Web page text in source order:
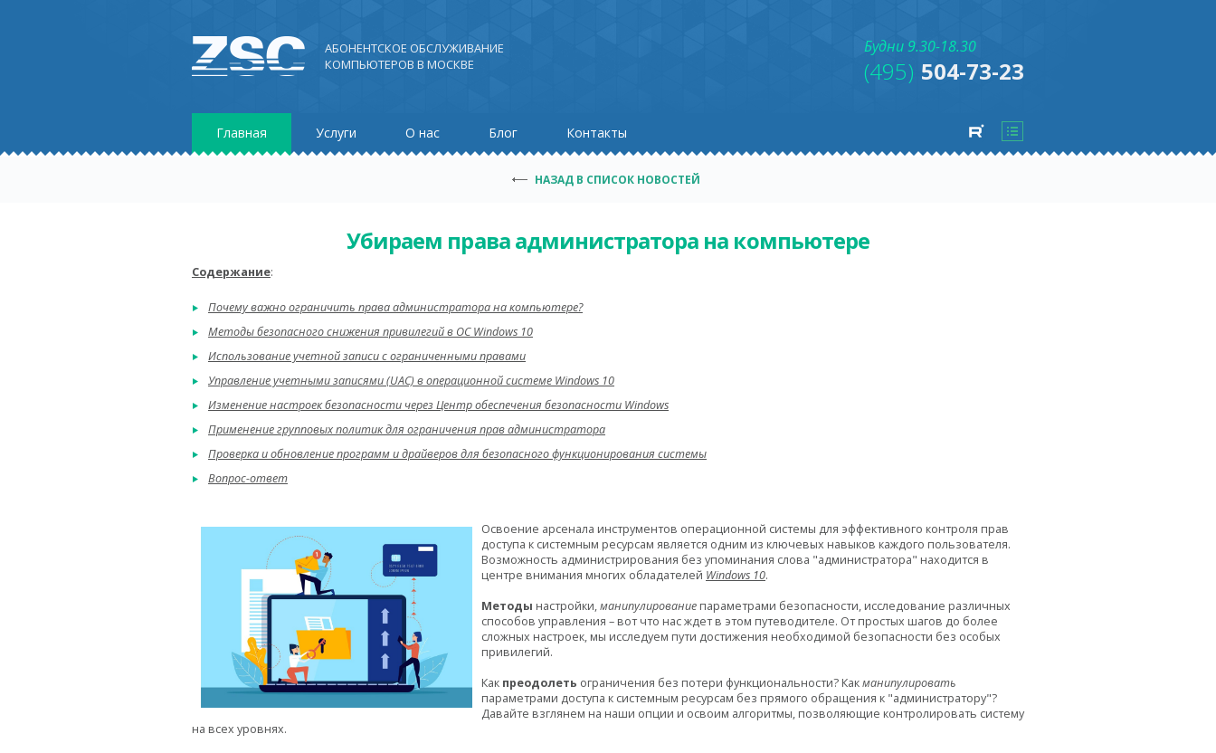
АБОНЕНТСКОЕ ОБСЛУЖИВАНИЕ
КОМПЬЮТЕРОВ В МОСКВЕ
Будни 9.30-18.30
(495) 504-73-23
Главная Услуги О нас Блог Контакты
НАЗАД В СПИСОК НОВОСТЕЙ
Убираем права администратора на компьютере
Содержание:
Почему важно ограничить права администратора на компьютере?
Методы безопасного снижения привилегий в ОС Windows 10
Использование учетной записи с ограниченными правами
Управление учетными записями (UAC) в операционной системе Windows 10
Изменение настроек безопасности через Центр обеспечения безопасности Windows
Применение групповых политик для ограничения прав администратора
Проверка и обновление программ и драйверов для безопасного функционирования системы
Вопрос-ответ
Освоение арсенала инструментов операционной системы для эффективного контроля прав
доступа к системным ресурсам является одним из ключевых навыков каждого пользователя.
Возможность администрирования без упоминания слова "администратора" находится в
центре внимания многих обладателей Windows 10.
Методы настройки,манипулирование параметрами безопасности, исследование различных
способов управления – вот что нас ждет в этом путеводителе. От простых шагов до более
сложных настроек, мы исследуем пути достижения необходимой безопасности без особых
привилегий.
Как преодолеть ограничения без потери функциональности? Какманипулировать
параметрами доступа к системным ресурсам без прямого обращения к "администратору"?
Давайте взглянем на наши опции и освоим алгоритмы, позволяющие контролировать систему
на всех уровнях.